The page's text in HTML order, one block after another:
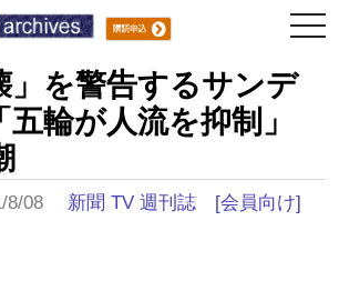
」を警告するサンデ
輪が人流を抑制」
8/08 新聞 TV 週刊誌 [会員向け]